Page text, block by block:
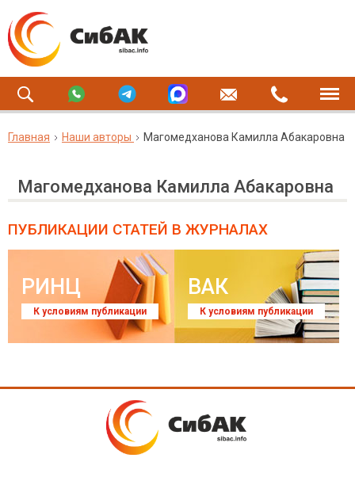
Главная Наши авторы Магомедханова Камилла Абакаровна
Магомедханова Камилла Абакаровна
ПУБЛИКАЦИИ СТАТЕЙ В ЖУРНАЛАХ
РИНЦ
К условиям публикации
ВАК
К условиям публикации